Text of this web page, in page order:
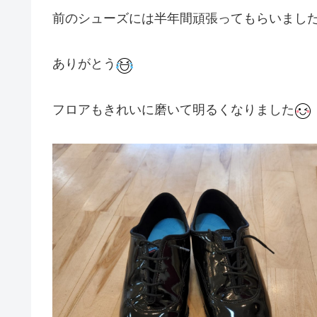
前のシューズには半年間頑張ってもらいまし
ありがとう
フロアもきれいに磨いて明るくなりました